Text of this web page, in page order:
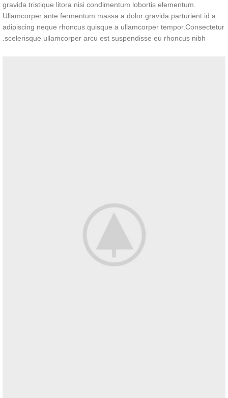
gravida tristique litora nisi condimentum lobortis elementum.
Ullamcorper ante fermentum massa a dolor gravida parturient id a
adipiscing neque rhoncus quisque a ullamcorper tempor.Consectetur
scelerisque ullamcorper arcu est suspendisse eu rhoncus nibh.